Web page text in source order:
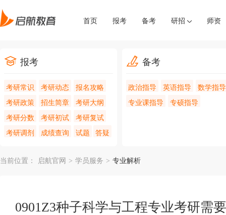
首页 报考 备考 研招 师资
报考
考研常识 考研动态
报名攻略
考研政策
招生简章
考研大纲
考研分数
考研初试
考研复试
考研调剂
成绩查询 试题 答疑
备考
政治指导 英语指导
数学指导
专业课指导
专硕指导
当前位置： 启航官网 > 学员服务 > 专业解析
0901Z3种子科学与工程专业考研需